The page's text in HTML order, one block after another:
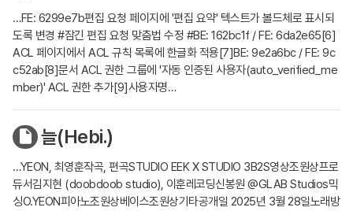
…FE: 6299e7b편집 요청 페이지에 '편집 요약' 텍스트가 볼드체로 표시되
도록 변경 #잠긴 편집 요청 맞춤법 수정 #BE: 162bc1f / FE: 6da2e65[6]
ACL 페이지에서 ACL 규칙 목록에 한글화 적용[7]BE: 9e2a6bc / FE: 9c
c52ab[8]문서 ACL 권한 그룹에 '자동 인증된 사용자(auto_verified_me
mber)' ACL 권한 추가[9]사용자명…
늘(Hebi.)
…YEON, 최영훈작곡, 편곡STUDIO EEK X STUDIO 3B2S영상조원상프로
듀서김지현 (doobdoob studio), 이훈레코딩신봉원 @GLAB Studios믹
싱O.YEON피아노조원상베이스조원상기타공개일 2025년 3월 28일노래방